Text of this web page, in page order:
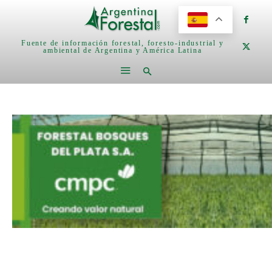
Fuente de información forestal, foresto-industrial y
ambiental de Argentina y América Latina